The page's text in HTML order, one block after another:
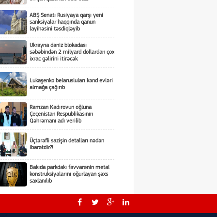
ABŞ Senatı Rusiyaya qarşı yeni
sanksiyalar haqqında qanun
layihəsini təsdiqləyib
Ukrayna dəniz blokadası
səbəbindən 2 milyard dollardan çox
ixrac gəlirini itirəcək
Lukaşenko belarusluları kənd evləri
almağa çağırıb
Ramzan Kadırovun oğluna
Çeçenistan Respublikasının
Qəhrəmanı adı verilib
Üçtərəfli sazişin detalları nədən
ibarətdir?!
Bakıda parkdakı fəvvarənin metal
konstruksiyalarını oğurlayan şəxs
saxlanılıb
Ərdoğan: Məkkə sazişi sülhün təmin
olunmasını hədəfləyən bütün